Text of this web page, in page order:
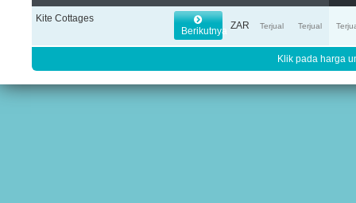
Kite Cottages
Berikutnya ZAR Terjual Terjual
Klik pada harga